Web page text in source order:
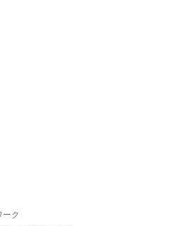
ク